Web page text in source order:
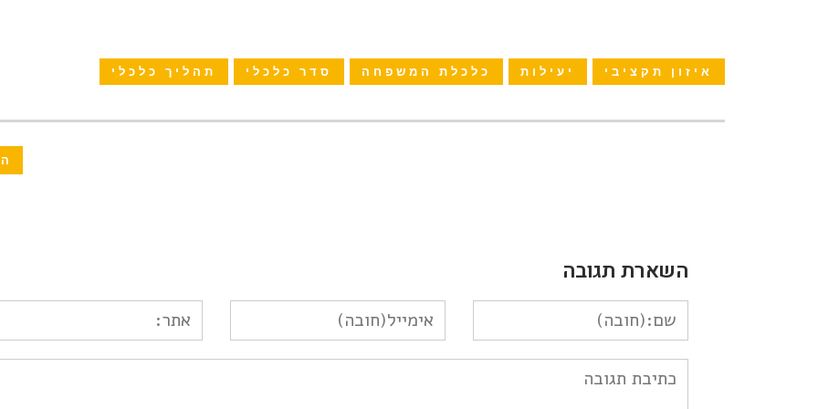
איזון תקציבי יעילות כלכלת המשפחה סדר כלכלי תהליך כלכלי
השארת תגובה